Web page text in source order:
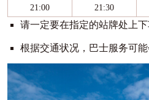
21:00
21:30
请一定要在指定的站牌处上
根据交通状况，巴士服务可能